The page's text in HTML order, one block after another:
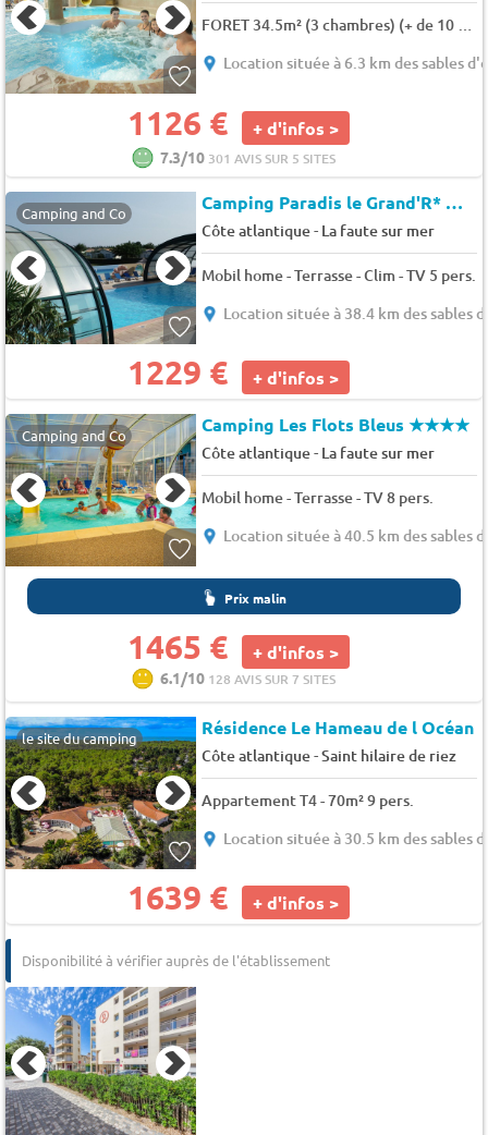
FORET 34.5m² (3 chambres) (+ de 10 ans) + TV+Terrasse 6 pers.
Location située à 6.3 km des sables
1126 € + d'infos >
7.3/10 301 AVIS SUR 5 SITES
Camping and Co Camping Paradis le Grand'R*
Côte atlantique- La faute sur mer
Mobil home - Terrasse - Clim - TV 5 pers.
Location située à 38.4 km des sables
1229 € + d'infos >
Camping and Co Camping Les Flots Bleus★★★★
Côte atlantique- La faute sur mer
Mobil home - Terrasse - TV 8 pers.
Location située à 40.5 km des sables
Prix malin
1465 € + d'infos >
6.1/10 128 AVIS SUR 7 SITES
le site du camping Résidence Le Hameau de l Océan
Côte atlantique-Saint hilaire de riez
Appartement T4 - 70m² 9 pers.
Location située à 30.5 km des sables
1639 € + d'infos >
Disponibilité à vérifier auprès de l'établissement